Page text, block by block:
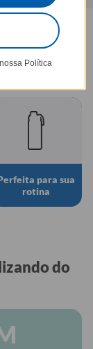
ritmo.
para sua
rotina
do
Política